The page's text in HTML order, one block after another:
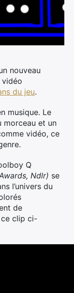
nouveau
vidéo
du jeu.
musique. Le
morceau et un
vidéo, ce
Q
Ndlr) se
l’univers du
de
ce clip ci-